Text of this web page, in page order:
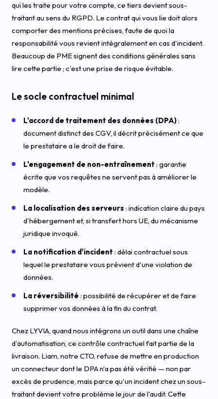
qui les traite pour votre compte, ce tiers devient sous-
traitant au sens du RGPD. Le contrat qui vous lie doit alors
comporter des mentions précises, faute de quoi la
responsabilité vous revient intégralement en cas d'incident.
Beaucoup de PME signent des conditions générales sans
lire cette partie ; c'est une prise de risque évitable.
Le socle contractuel minimal
L'accord de traitement des données (DPA):
document distinct des CGV, il décrit précisément ce que
le prestataire a le droit de faire.
L'engagement de non-entraînement : garantie
écrite que vos requêtes ne servent pas à améliorer le
modèle.
La localisation des serveurs : indication claire du pays
d'hébergement et, si transfert hors UE, du mécanisme
juridique invoqué.
La notification d'incident : délai contractuel sous
lequel le prestataire vous prévient d'une violation de
données.
La réversibilité : possibilité de récupérer et de faire
supprimer vos données à la fin du contrat.
Chez LYVIA, quand nous intégrons un outil dans une chaîne
d'automatisation, ce contrôle contractuel fait partie de la
livraison. Liam, notre CTO, refuse de mettre en production
un connecteur dont le DPA n'a pas été vérifié — non par
excès de prudence, mais parce qu'un incident chez un sous-
traitant devient votre problème le jour de l'audit. Cette